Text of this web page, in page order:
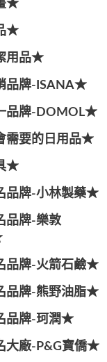
★
★
用品★
品牌-ISANA★
品牌-DOMOL★
需要的日用品★
★
品牌-小林製藥★
品牌-樂敦
品牌-火箭石鹼★
品牌-熊野油脂★
品牌-珂潤★
大廠-P&G寶僑★